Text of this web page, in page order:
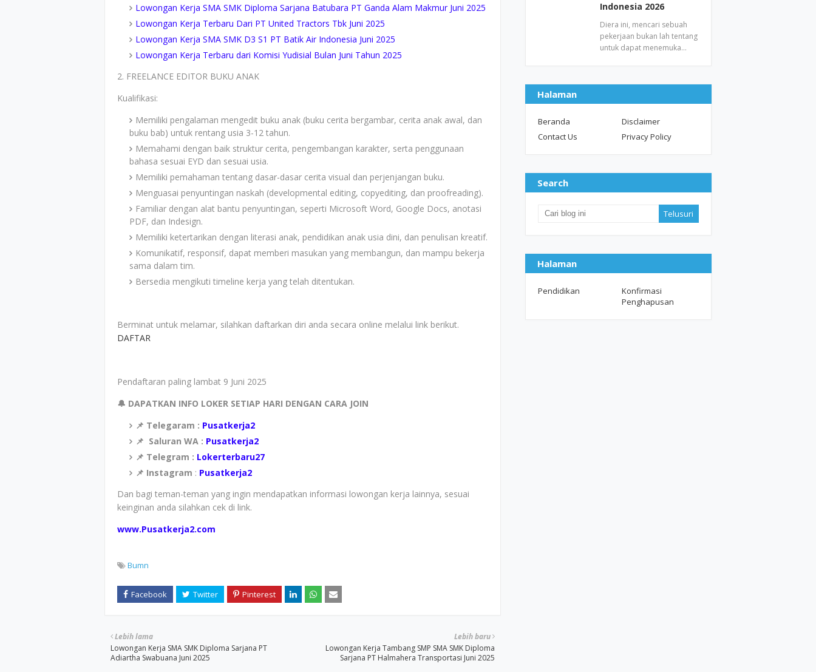
Lowongan Kerja SMA SMK Diploma Sarjana Batubara PT Ganda Alam Makmur Juni 2025
Lowongan Kerja Terbaru Dari PT United Tractors Tbk Juni 2025
Lowongan Kerja SMA SMK D3 S1 PT Batik Air Indonesia Juni 2025
Lowongan Kerja Terbaru dari Komisi Yudisial Bulan Juni Tahun 2025
2. FREELANCE EDITOR BUKU ANAK
Kualifikasi:
Memiliki pengalaman mengedit buku anak (buku cerita bergambar, cerita anak awal, dan
buku bab) untuk rentang usia 3-12 tahun.
Memahami dengan baik struktur cerita, pengembangan karakter, serta penggunaan
bahasa sesuai EYD dan sesuai usia.
Memiliki pemahaman tentang dasar-dasar cerita visual dan perjenjangan buku.
Menguasai penyuntingan naskah (developmental editing, copyediting, dan proofreading).
Familiar dengan alat bantu penyuntingan, seperti Microsoft Word, Google Docs, anotasi
PDF, dan Indesign.
Memiliki ketertarikan dengan literasi anak, pendidikan anak usia dini, dan penulisan kreatif.
Komunikatif, responsif, dapat memberi masukan yang membangun, dan mampu bekerja
sama dalam tim.
Bersedia mengikuti timeline kerja yang telah ditentukan.
Berminat untuk melamar, silahkan daftarkan diri anda secara online melalui link berikut.
DAFTAR
Pendaftaran paling lambat 9 Juni 2025
🔔 DAPATKAN INFO LOKER SETIAP HARI DENGAN CARA JOIN
📌 Telegaram : Pusatkerja2
📌 Saluran WA : Pusatkerja2
📌 Telegram : Lokerterbaru27
📌 Instagram : Pusatkerja2
Dan bagi teman-teman yang ingin mendapatkan informasi lowongan kerja lainnya, sesuai
keinginan anda silahkan cek di link.
www.Pusatkerja2.com
Bumn
Lebih baru
Lowongan Kerja Tambang SMP SMA SMK Diploma
Sarjana PT Halmahera Transportasi Juni 2025
Lebih lama
Lowongan Kerja SMA SMK Diploma Sarjana PT
Adiartha Swabuana Juni 2025
Indonesia 2026
Diera ini, mencari sebuah
pekerjaan bukan lah tentang
untuk dapat menemuka…
Halaman
Beranda
Disclaimer
Contact Us
Privacy Policy
Search
Halaman
Pendidikan
Konfirmasi
Penghapusan